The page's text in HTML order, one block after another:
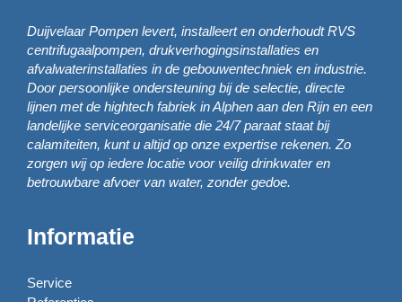
Duijvelaar Pompen levert, installeert en onderhoudt RVS
centrifugaalpompen, drukverhogingsinstallaties en
afvalwaterinstallaties in de gebouwentechniek en industrie.
Door persoonlijke ondersteuning bij de selectie, directe
lijnen met de hightech fabriek in Alphen aan den Rijn en een
landelijke serviceorganisatie die 24/7 paraat staat bij
calamiteiten, kunt u altijd op onze expertise rekenen. Zo
zorgen wij op iedere locatie voor veilig drinkwater en
betrouwbare afvoer van water, zonder gedoe.
Informatie
Service